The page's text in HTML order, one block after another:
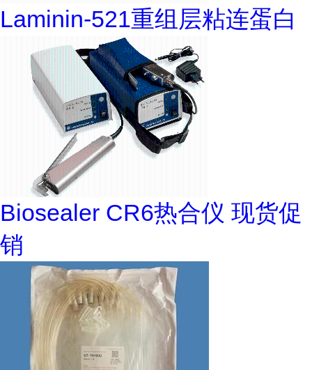
Laminin-521重组层粘连蛋白
Biosealer CR6热合仪 现货促
销